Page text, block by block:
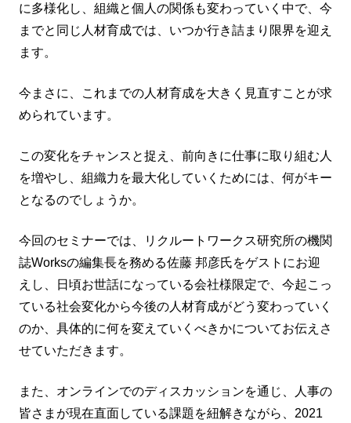
に多様化し、組織と個人の関係も変わっていく中で、今
までと同じ人材育成では、いつか行き詰まり限界を迎え
ます。
今まさに、これまでの人材育成を大きく見直すことが求
められています。
この変化をチャンスと捉え、前向きに仕事に取り組む人
を増やし、組織力を最大化していくためには、何がキー
となるのでしょうか。
今回のセミナーでは、リクルートワークス研究所の機関
誌Worksの編集長を務める佐藤 邦彦氏をゲストにお迎
えし、日頃お世話になっている会社様限定で、今起こっ
ている社会変化から今後の人材育成がどう変わっていく
のか、具体的に何を変えていくべきかについてお伝えさ
せていただきます。
また、オンラインでのディスカッションを通じ、人事の
皆さまが現在直面している課題を紐解きながら、2021